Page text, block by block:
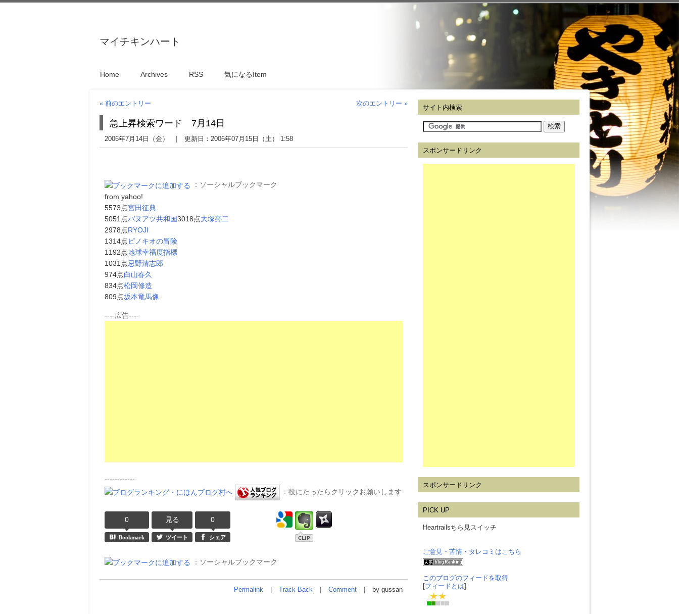
マイチキンハート
Home Archives RSS 気になるItem
« 前のエントリー 次のエントリー »
急上昇検索ワード 7月14日
2006年7月14日（金） 更新日： 2006年07月15日（土） 1:58
：ソーシャルブックマーク
from yahoo!
5573点宮田征典
5051点バヌアツ共和国3018点大塚亮二
2978点RYOJI
1314点ピノキオの冒険
1192点地球幸福度指標
1031点忌野清志郎
974点白山春久
834点松岡修造
809点坂本竜馬像
----広告----
------------
：役にたったらクリックお願いします
0
Bookmark
見る
ツイート
0
シェア
：ソーシャルブックマーク
Permalink Track Back Comment by gussan
サイト内検索
スポンサードリンク
スポンサードリンク
PICK UP
Heartrailsちら見スイッチ
ご意見・苦情・タレコミはこちら
このブログのフィードを取得
[フィードとは]